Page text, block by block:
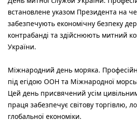
встановлене указом Президента на
забезпечують економічну безпеку
контрабанді та здійснюють митний
України.
Міжнародний день моряка.
під егідою ООН та Міжнародної
Цей день присвячений усім
праця забезпечує світову торгівлю,
глобальної економіки.